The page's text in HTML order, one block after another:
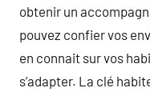
obtenir un
pouvez confier vos
en connait sur vos
s’adapter. La clé